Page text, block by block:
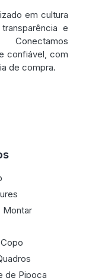
em cultura
e
confiável, com
de compra.
Montar
de Pipoca